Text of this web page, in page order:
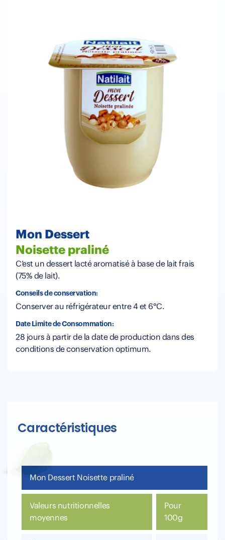
Mon Dessert
Noisette praliné
C’est un dessert lacté aromatisé à base de lait frais
(75% de lait).
Conseils de conservation:
Conserver au réfrigérateur entre 4 et 6°C.
Date Limite de Consommation:
28 jours à partir de la date de production dans des
conditions de conservation optimum.
Caractéristiques
Mon Dessert Noisette praliné
Valeurs nutritionnelles
moyennes
Pour
100g